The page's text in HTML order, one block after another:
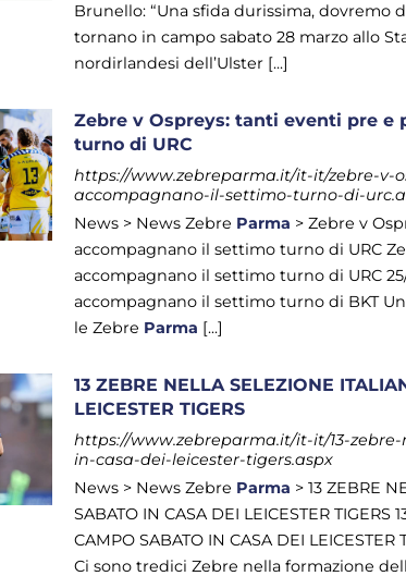
Brunello: “Una sfida durissima, dovremo
tornano in campo sabato 28 marzo allo
nordirlandesi dell’Ulster [...]
Zebre v Ospreys: tanti eventi pre
turno di URC
https://www.zebreparma.it/it-it/zebre-
accompagnano-il-settimo-turno-di-
News > News Zebre Parma > Zebre v
accompagnano il settimo turno di URC
accompagnano il settimo turno di URC
accompagnano il settimo turno di BKT
le Zebre Parma [...]
13 ZEBRE NELLA SELEZIONE
LEICESTER TIGERS
https://www.zebreparma.it/it-it/13-
in-casa-dei-leicester-tigers.aspx
News > News Zebre Parma > 13 ZEBRE
SABATO IN CASA DEI LEICESTER TIGERS
CAMPO SABATO IN CASA DEI LEICESTER
Ci sono tredici Zebre nella formazione